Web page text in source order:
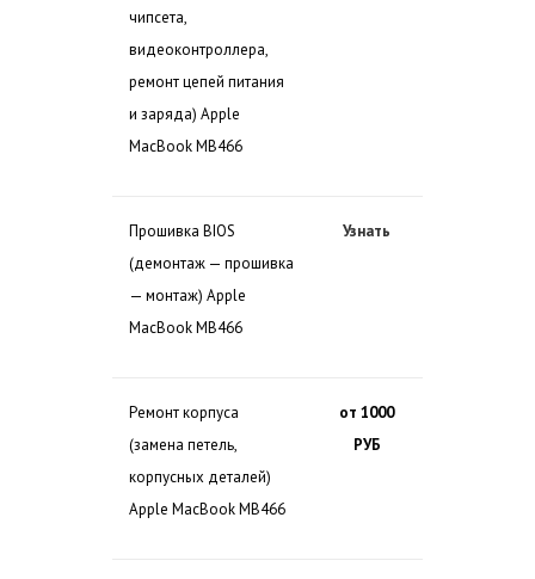
чипсета,
видеоконтроллера,
ремонт цепей питания
и заряда) Apple
MacBook MB466
Прошивка BIOS
(демонтаж — прошивка
— монтаж) Apple
MacBook MB466
Узнать
Ремонт корпуса
(замена петель,
корпусных деталей)
Apple MacBook MB466
от 1000
РУБ